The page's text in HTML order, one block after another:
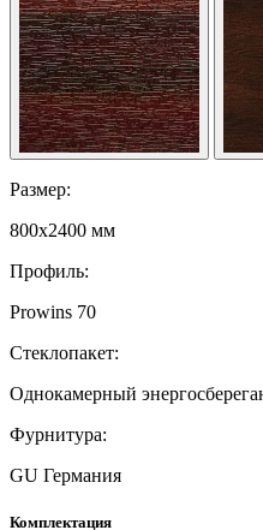
Размер:
800x2400 мм
Профиль:
Prowins 70
Стеклопакет:
Однокамерный
Фурнитура:
GU Германия
Комплектация